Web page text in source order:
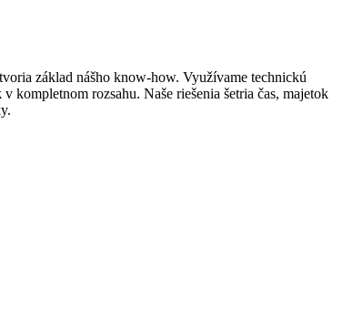
základ nášho know-how. Využívame technickú
v kompletnom rozsahu. Naše riešenia šetria čas, majetok